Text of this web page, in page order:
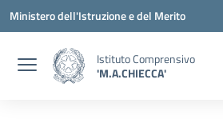
Vai ai contenuti
Vai al menu di navigazione
Vai al footer
Ministero dell'Istruzione e del Merito
Istituto Comprensivo
'M.A.CHIECCA'